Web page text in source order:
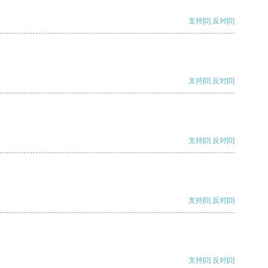
支持[0] 反对[0]
支持[0] 反对[0]
支持[0] 反对[0]
支持[0] 反对[0]
支持[0] 反对[0]